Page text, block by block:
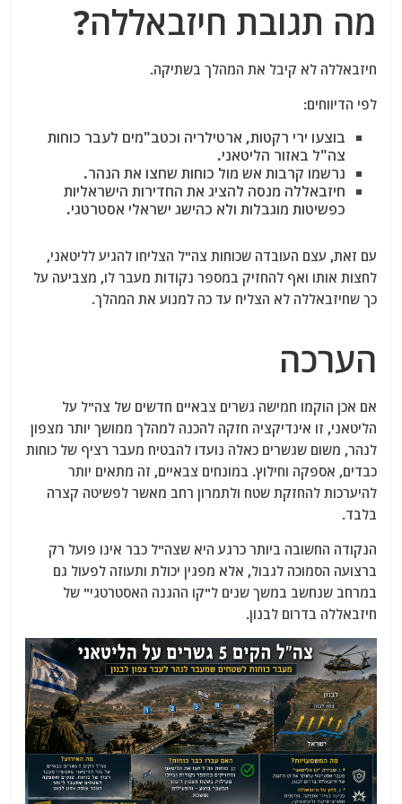
מה תגובת חיזבאללה?
חיזבאללה לא קיבל את המהלך בשתיקה.
לפי הדיווחים:
בוצעו ירי רקטות, ארטילריה וכטב"מים לעבר כוחות
צה"ל באזור הליטאני.
נרשמו קרבות אש מול כוחות שחצו את הנהר.
חיזבאללה מנסה להציג את החדירות הישראליות
כפשיטות מוגבלות ולא כהישג ישראלי אסטרטגי.
עם זאת, עצם העובדה שכוחות צה"ל הצליחו להגיע לליטאני,
לחצות אותו ואף להחזיק במספר נקודות מעבר לו, מצביעה על
כך שחיזבאללה לא הצליח עד כה למנוע את המהלך.
הערכה
אם אכן הוקמו חמישה גשרים צבאיים חדשים של צה"ל על
הליטאני, זו אינדיקציה חזקה להכנה למהלך ממושך יותר מצפון
לנהר, משום שגשרים כאלה נועדו להבטיח מעבר רציף של כוחות
כבדים, אספקה וחילוץ. במונחים צבאיים, זה מתאים יותר
להיערכות להחזקת שטח ולתמרון רחב מאשר לפשיטה קצרה
בלבד.
הנקודה החשובה ביותר כרגע היא שצה"ל כבר אינו פועל רק
ברצועה הסמוכה לגבול, אלא מפגין יכולת ותעוזה לפעול גם
במרחב שנחשב במשך שנים ל"קו ההגנה האסטרטגי" של
חיזבאללה בדרום לבנון.